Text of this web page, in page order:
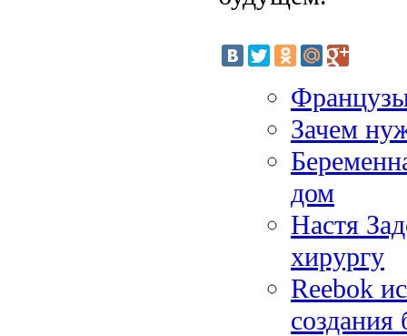
Зачем
дом
Настя
хирургу
Reebok
создания